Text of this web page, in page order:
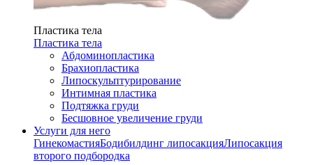
Пластика тела
Пластика тела
Абдоминопластика
Брахиопластика
Липоскульптурирование
Интимная пластика
Подтяжка груди
Бесшовное увеличение груди
Услуги для него
ГинекомастияБодибилдинг липосакцияЛипосакция
второго подбородка